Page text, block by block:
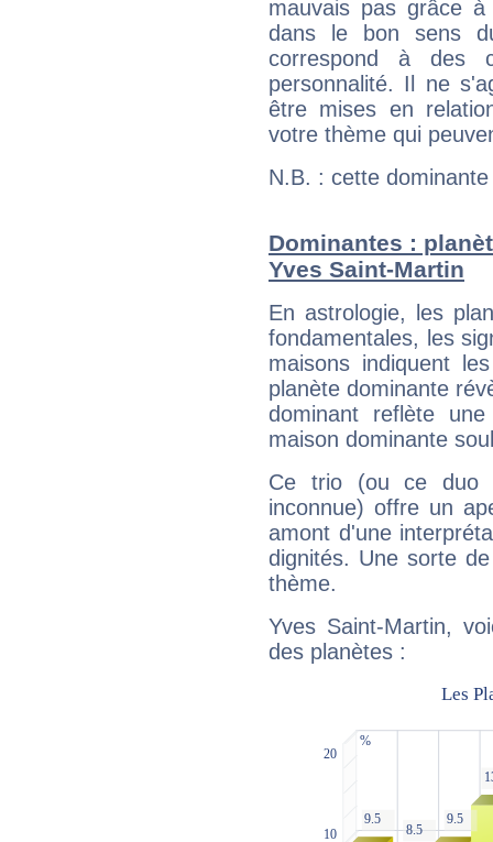
mauvais pas grâce
dans le bon sens
correspond à des
personnalité. Il ne
être mises en
votre thème qui
N.B. : cette
Dominantes :
Yves Saint-Martin
En astrologie, les
fondamentales, les
maisons indiquent
planète dominante
dominant reflète
maison dominante
Ce trio (ou ce duo
inconnue) offre un
amont d'une
dignités. Une sorte
thème.
Yves Saint-Martin,
des planètes :